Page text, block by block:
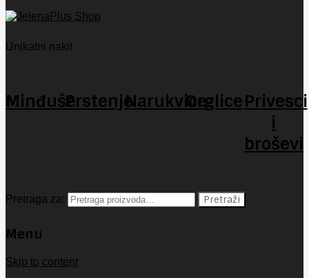
Unikatni nakit
MinđušePrstenjeNarukviceOrglicePrivesci
i
broševi
Pretraga za: Pretraži
Menu
Skip to content